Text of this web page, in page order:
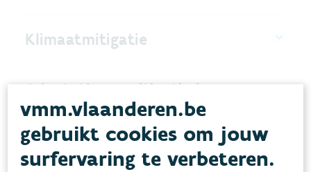
Klimaatmitigatie
Adaptatie en mitigatie kunnen
elkaar versterken
vmm.vlaanderen.be
gebruikt cookies om jouw
surfervaring te verbeteren.